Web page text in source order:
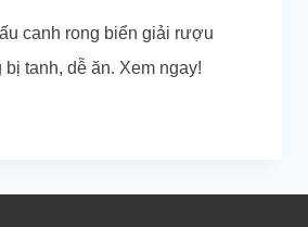
canh rong biển giải rượu
bị tanh, dễ ăn. Xem ngay!